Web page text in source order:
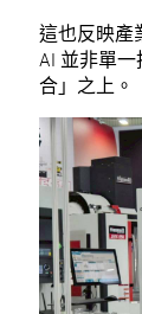
這也反映產
AI 並非單
合」之上。